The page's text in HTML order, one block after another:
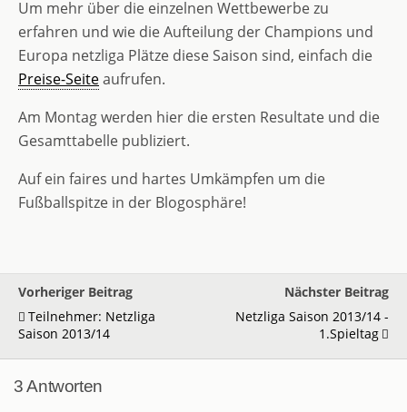
Um mehr über die einzelnen Wettbewerbe zu
erfahren und wie die Aufteilung der Champions und
Europa netzliga Plätze diese Saison sind, einfach die
Preise-Seiteaufrufen.
Am Montag werden hier die ersten Resultate und die
Gesamttabelle publiziert.
Auf ein faires und hartes Umkämpfen um die
Fußballspitze in der Blogosphäre!
Vorheriger Beitrag
Teilnehmer: Netzliga
Saison 2013/14
Nächster Beitrag
Netzliga Saison 2013/14 -
1.Spieltag
3 Antworten